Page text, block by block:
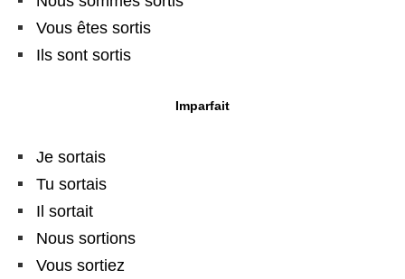
Vous êtes sortis
Ils sont sortis
Imparfait
Je sortais
Tu sortais
Il sortait
Nous sortions
Vous sortiez